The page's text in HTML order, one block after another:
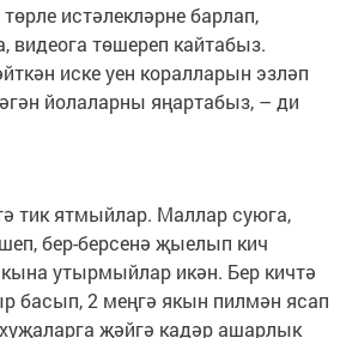
истәлекләрне барлап,
видеога төшереп кайтабыз.
иске уен коралларын эзләп
йолаларны яңартабыз, – ди
тик ятмыйлар. Маллар суюга,
бер-берсенә җыелып кич
утырмыйлар икән. Бер кичтә
басып, 2 меңгә якын пилмән ясап
җәйгә кадәр ашарлык